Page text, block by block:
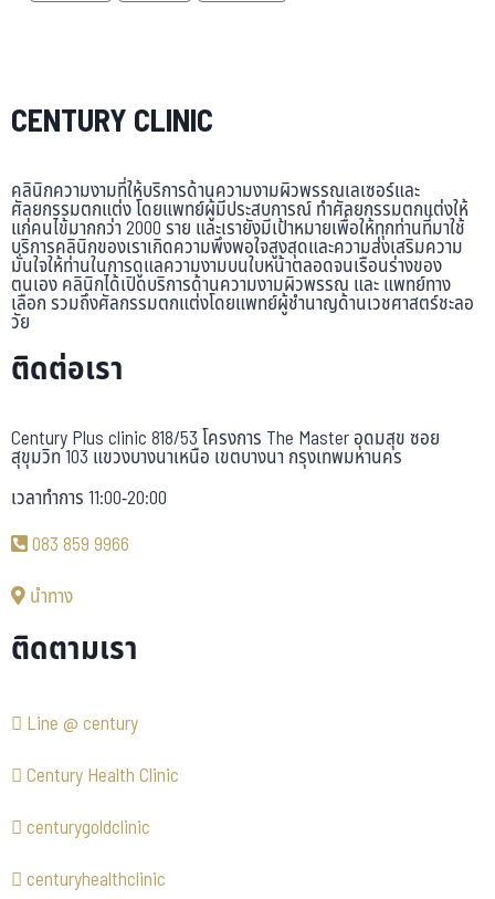
CENTURY CLINIC
คลินิกความงามที่ให้บริการด้านความงามผิวพรรณเลเซอร์และ
ศัลยกรรมตกแต่ง โดยแพทย์ผู้มีประสบการณ์ ทำศัลยกรรมตกแต่งให้
แก่คนไข้มากกว่า 2000 ราย และเรายังมีเป้าหมายเพื่อให้ทุกท่านที่มาใช้
บริการคลินิกของเราเกิดความพึงพอใจสูงสุดและความส่งเสริมความ
มั่นใจให้ท่านในการดูแลความงามบนใบหน้าตลอดจนเรือนร่างของ
ตนเอง คลินิกได้เปิดบริการด้านความงามผิวพรรณ และ แพทย์ทาง
เลือก รวมถึงศัลกรรมตกแต่งโดยแพทย์ผู้ชำนาญด้านเวชศาสตร์ชะลอ
วัย
ติดต่อเรา
Century Plus clinic 818/53 โครงการ The Master อุดมสุข ซอย
สุขุมวิท 103 แขวงบางนาเหนือ เขตบางนา กรุงเทพมหานคร
เวลาทำการ 11:00-20:00
083 859 9966
นำทาง
ติดตามเรา
Line @ century
Century Health Clinic
centurygoldclinic
centuryhealthclinic